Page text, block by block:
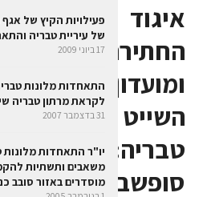
איגוד
החתירה
ומועדון
השייט
טבריה:
סופשבוע
פעילויות הקיץ של אגף
של עיריית טבריה
17 ביוני 2009
התאחדות מלונות
לקראת מרתון טבריה שיתקיים
31 בדצמבר 2007
יו"ר התאחדות
משאבים ותשתיות
מוסדרים באזור סובב